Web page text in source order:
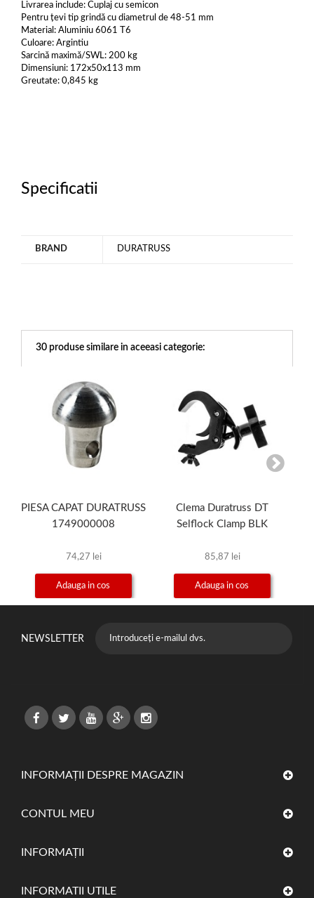
Livrarea include: Cuplaj cu semicon
Pentru țevi tip grindă cu diametrul de 48-51 mm
Material: Aluminiu 6061 T6
Culoare: Argintiu
Sarcină maximă/SWL: 200 kg
Dimensiuni: 172x50x113 mm
Greutate: 0,845 kg
Specificatii
BRAND DURATRUSS
30 produse similare in aceeasi categorie:
PIESA CAPAT DURATRUSS
1749000008
74,27 lei
Adauga in cos
Clema Duratruss DT
Selflock Clamp BLK
85,87 lei
Adauga in cos
NEWSLETTER
INFORMAȚII DESPRE MAGAZIN
CONTUL MEU
INFORMAŢII
INFORMATII UTILE